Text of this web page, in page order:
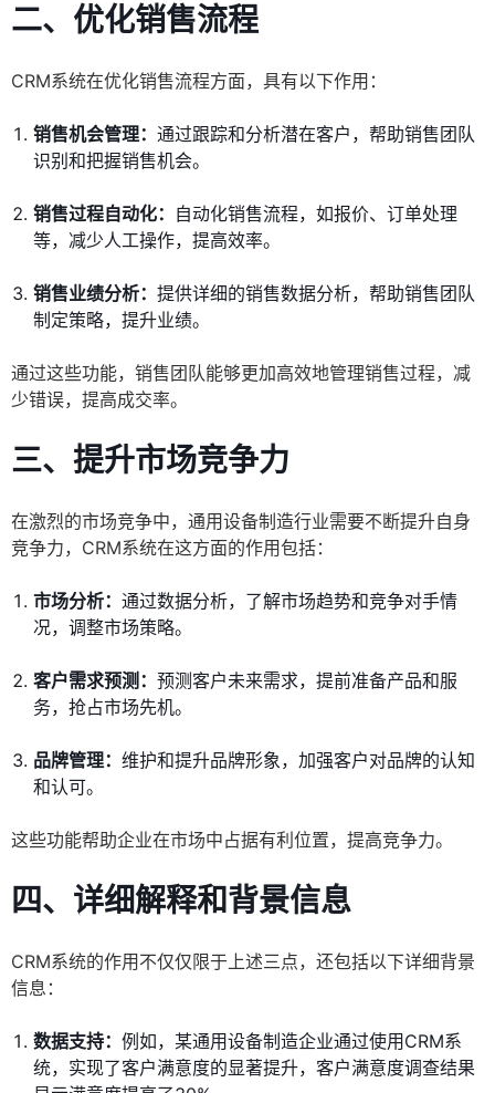
二、优化销售流程
CRM系统在优化销售流程方面，具有以下作用：
销售机会管理： 通过跟踪和分析潜在客户，帮助销售团队
识别和把握销售机会。
销售过程自动化： 自动化销售流程，如报价、订单处理
等，减少人工操作，提高效率。
销售业绩分析： 提供详细的销售数据分析，帮助销售团队
制定策略，提升业绩。
通过这些功能，销售团队能够更加高效地管理销售过程，减
少错误，提高成交率。
三、提升市场竞争力
在激烈的市场竞争中，通用设备制造行业需要不断提升自身
竞争力，CRM系统在这方面的作用包括：
市场分析： 通过数据分析，了解市场趋势和竞争对手情
况，调整市场策略。
客户需求预测： 预测客户未来需求，提前准备产品和服
务，抢占市场先机。
品牌管理： 维护和提升品牌形象，加强客户对品牌的认知
和认可。
这些功能帮助企业在市场中占据有利位置，提高竞争力。
四、详细解释和背景信息
CRM系统的作用不仅仅限于上述三点，还包括以下详细背景
信息：
数据支持： 例如，某通用设备制造企业通过使用CRM系
统，实现了客户满意度的显著提升，客户满意度调查结果